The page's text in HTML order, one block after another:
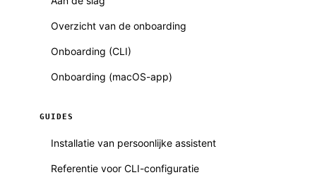
Overzicht van de onboarding
Onboarding (CLI)
Onboarding (macOS-app)
GUIDES
Installatie van persoonlijke assistent
Referentie voor CLI-configuratie